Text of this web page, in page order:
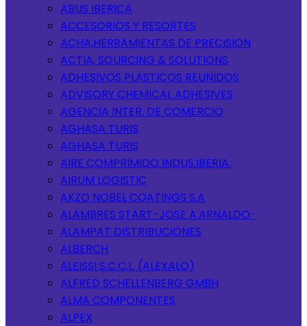
ABUS IBERICA
ACCESORIOS Y RESORTES
ACHA,HERRAMIENTAS DE PRECISION
ACTIA, SOURCING & SOLUTIONS
ADHESIVOS PLASTICOS REUNIDOS
ADVISORY CHEMICAL ADHESIVES
AGENCIA INTER. DE COMERCIO
AGHASA TURIS
AGHASA TURIS
AIRE COMPRIMIDO INDUS.IBERIA.
AIRUM LOGISTIC
AKZO NOBEL COATINGS S.A
ALAMBRES START-JOSE A.ARNALDO-
ALAMPAT DISTRIBUCIONES
ALBERCH
ALEISSI S.C.C.L. (ALEXALO)
ALFRED SCHELLENBERG GMBH
ALMA COMPONENTES
ALPEX